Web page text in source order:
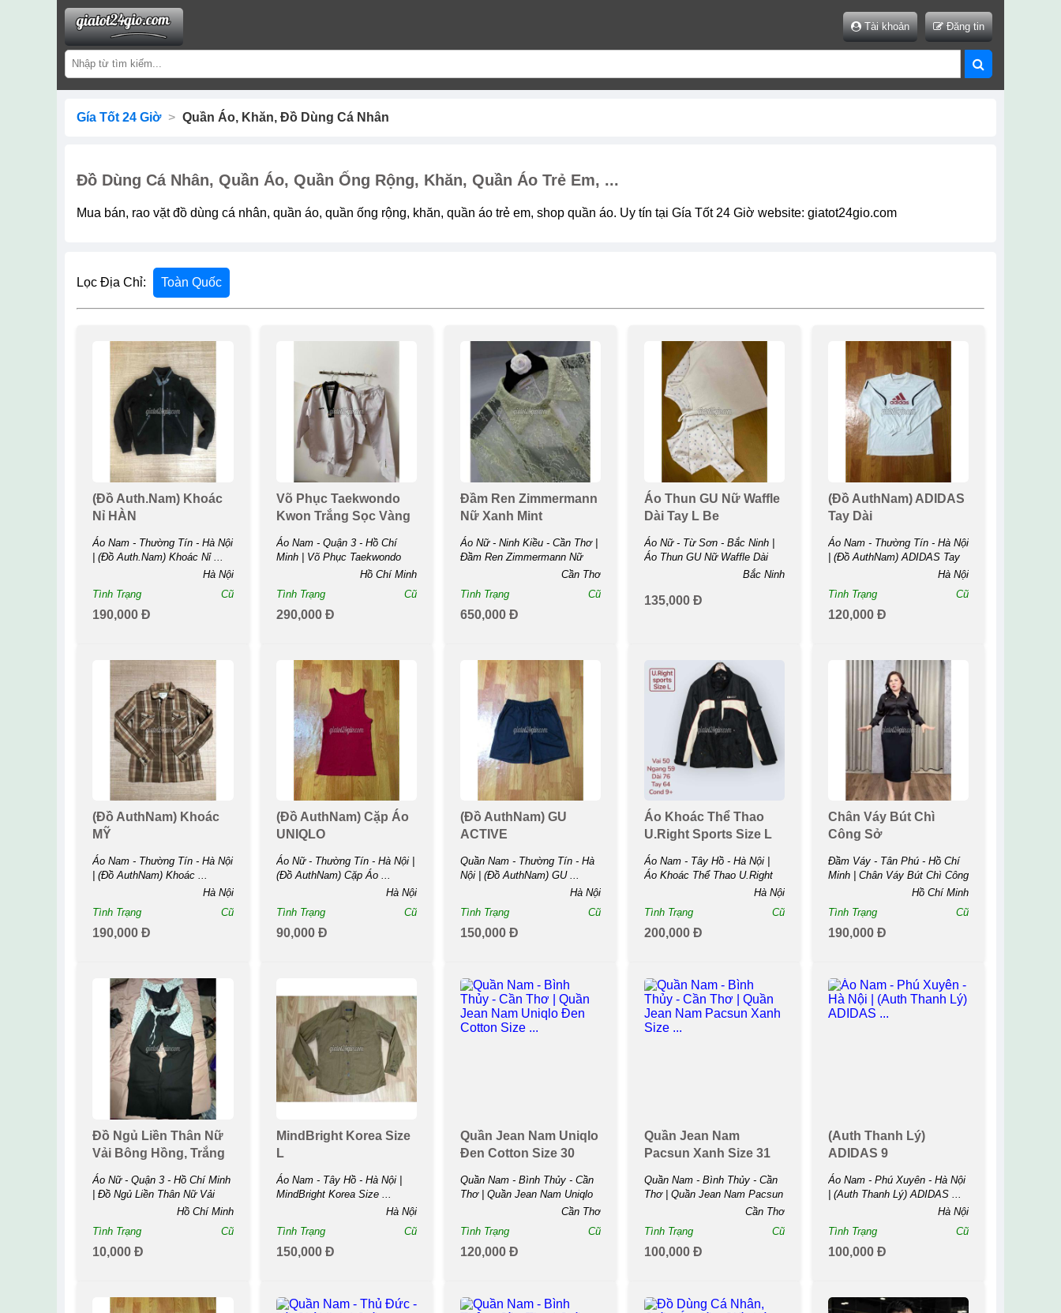
Tài khoản Đăng tin
Gía Tốt 24 Giờ > Quần Áo, Khăn, Đồ Dùng Cá Nhân
Đồ Dùng Cá Nhân, Quần Áo, Quần Ống Rộng, Khăn, Quần Áo Trẻ Em, ...
Mua bán, rao vặt đồ dùng cá nhân, quần áo, quần ống rộng, khăn, quần áo trẻ em, shop quần áo. Uy tín tại Gía Tốt 24 Giờ website: giatot24gio.com
Lọc Địa Chỉ: Toàn Quốc
(Đồ Auth.Nam) Khoác
Nỉ HÀN
Áo Nam - Thường Tín - Hà Nội
| (Đồ Auth.Nam) Khoác Nỉ ...
Hà Nội
Tình Trạng
Cũ
190,000 Đ
Võ Phục Taekwondo
Kwon Trắng Sọc Vàng
Áo Nam - Quận 3 - Hồ Chí
Minh | Võ Phục Taekwondo
Kwon Trắng Sọc ...Hồ Chí Minh
Tình Trạng
Cũ
290,000 Đ
Đầm Ren Zimmermann
Nữ Xanh Mint
Áo Nữ - Ninh Kiều - Cần Thơ |
Đầm Ren Zimmermann Nữ
Cần Thơ
Tình Trạng
Cũ
650,000 Đ
Áo Thun GU Nữ Waffle
Dài Tay L Be
Áo Nữ - Từ Sơn - Bắc Ninh |
Áo Thun GU Nữ Waffle Dài
Bắc Ninh
135,000 Đ
(Đồ AuthNam) ADIDAS
Tay Dài
Áo Nam - Thường Tín - Hà Nội
| (Đồ AuthNam) ADIDAS Tay
Hà Nội
Tình Trạng
Cũ
120,000 Đ
(Đồ AuthNam) Khoác
MỸ
Áo Nam - Thường Tín - Hà Nội
| (Đồ AuthNam) Khoác ...
Hà Nội
Tình Trạng
Cũ
190,000 Đ
(Đồ AuthNam) Cặp Áo
UNIQLO
Áo Nữ - Thường Tín - Hà Nội |
(Đồ AuthNam) Cặp Áo ...
Hà Nội
Tình Trạng
Cũ
90,000 Đ
(Đồ AuthNam) GU
ACTIVE
Quần Nam - Thường Tín - Hà
Nội | (Đồ AuthNam) GU ...
Hà Nội
Tình Trạng
Cũ
150,000 Đ
Áo Khoác Thể Thao
U.Right Sports Size L
Áo Nam - Tây Hồ - Hà Nội |
Áo Khoác Thể Thao U.Right
Hà Nội
Tình Trạng
Cũ
200,000 Đ
Chân Váy Bút Chì
Công Sở
Đầm Váy - Tân Phú - Hồ Chí
Minh | Chân Váy Bút Chì Công
Hồ Chí Minh
Tình Trạng
Cũ
190,000 Đ
Đồ Ngủ Liền Thân Nữ
Vải Bông Hồng, Trắng
Áo Nữ - Quận 3 - Hồ Chí Minh
| Đồ Ngủ Liền Thân Nữ Vải
Hồ Chí Minh
Tình Trạng
Cũ
10,000 Đ
MindBright Korea Size
L
Áo Nam - Tây Hồ - Hà Nội |
MindBright Korea Size ...
Hà Nội
Tình Trạng
Cũ
150,000 Đ
Quần Jean Nam Uniqlo
Đen Cotton Size 30
Quần Nam - Bình Thủy - Cần
Thơ | Quần Jean Nam Uniqlo
Cần Thơ
Tình Trạng
Cũ
120,000 Đ
Quần Jean Nam
Pacsun Xanh Size 31
Quần Nam - Bình Thủy - Cần
Thơ | Quần Jean Nam Pacsun
Cần Thơ
Tình Trạng
Cũ
100,000 Đ
(auth Thanh Lý)
ADIDAS 9
Áo Nam - Phú Xuyên - Hà Nội
| (auth Thanh Lý) ADIDAS ...
Hà Nội
Tình Trạng
Cũ
100,000 Đ